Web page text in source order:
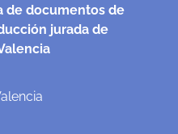
de documentos de
jurada de